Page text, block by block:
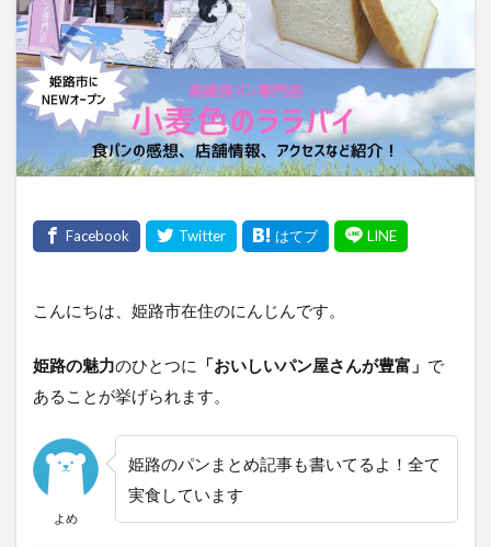
こんにちは、姫路市在住のにんじんです。
姫路の魅力のひとつに 「おいしいパン屋さんが豊富」 で
あることが挙げられます。
よめ
姫路のパンまとめ記事も書いてるよ！全て
実食しています